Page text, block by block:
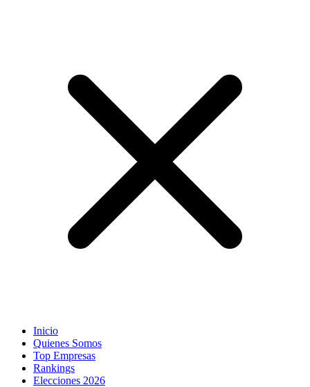
Inicio
Quienes Somos
Top Empresas
Rankings
Elecciones 2026